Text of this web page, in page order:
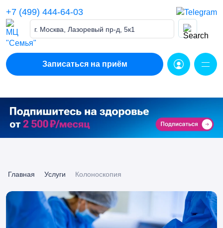
content
+7 (499) 444-64-03
г. Москва, Лазоревый пр-д, 5к1
Записаться на приём
Главная Услуги Колоноскопия